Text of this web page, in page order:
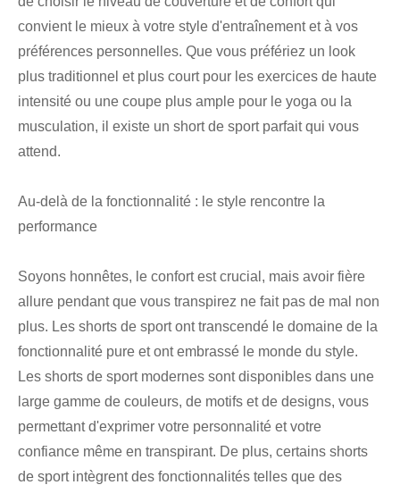
convient le mieux à votre style d'entraînement et à vos
préférences personnelles. Que vous préfériez un look
plus traditionnel et plus court pour les exercices de haute
intensité ou une coupe plus ample pour le yoga ou la
musculation, il existe un short de sport parfait qui vous
attend.
Au-delà de la fonctionnalité : le style rencontre la
performance
Soyons honnêtes, le confort est crucial, mais avoir fière
allure pendant que vous transpirez ne fait pas de mal non
plus. Les shorts de sport ont transcendé le domaine de la
fonctionnalité pure et ont embrassé le monde du style.
Les shorts de sport modernes sont disponibles dans une
large gamme de couleurs, de motifs et de designs, vous
permettant d'exprimer votre personnalité et votre
confiance même en transpirant. De plus, certains shorts
de sport intègrent des fonctionnalités telles que des